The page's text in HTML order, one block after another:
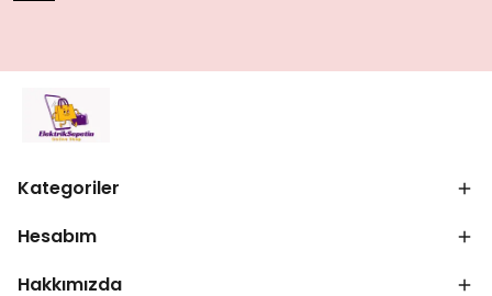
Kategoriler
Hesabım
Hakkımızda